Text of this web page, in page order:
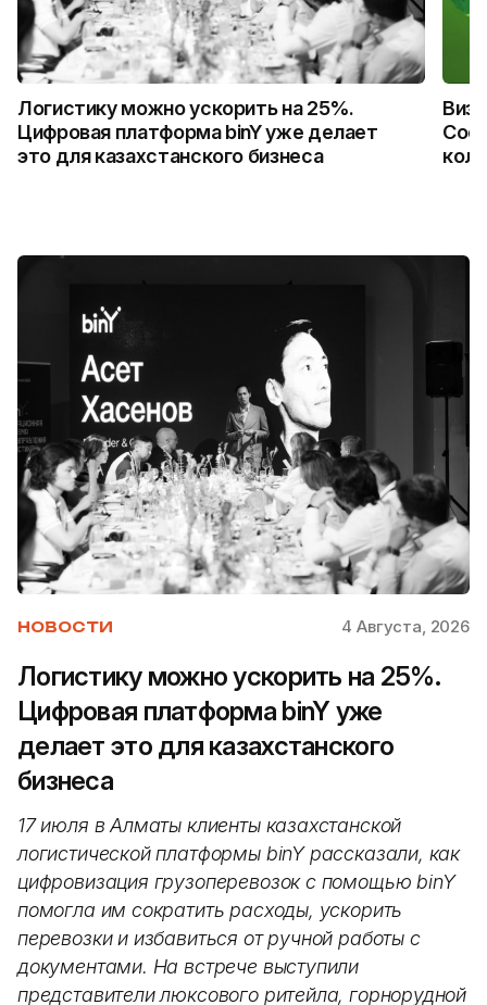
Логистику можно ускорить на 25%.
Цифровая платформа binY уже делает
это для казахстанского бизнеса
НОВОСТИ 4 Августа, 2026
Логистику можно ускорить на 25%.
Цифровая платформа binY уже
делает это для казахстанского
бизнеса
17 июля в Алматы клиенты казахстанской
логистической платформы binY рассказали, как
цифровизация грузоперевозок с помощью binY
помогла им сократить расходы, ускорить
перевозки и избавиться от ручной работы с
документами. На встрече выступили
представители люксового ритейла, горнорудной